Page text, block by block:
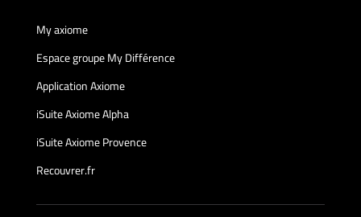
My axiome
Espace groupe My Différence
Application Axiome
iSuite Axiome Alpha
iSuite Axiome Provence
Recouvrer.fr